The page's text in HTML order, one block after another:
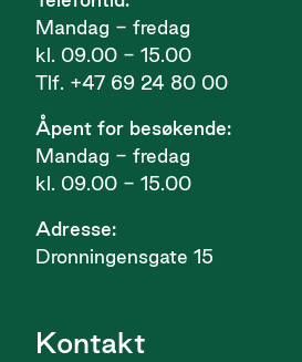
Mandag - fredag
kl. 09.00 - 15.00
Tlf. +47 69 24 80 00
Åpent for besøkende:
Mandag - fredag
kl. 09.00 - 15.00
Adresse:
Dronningensgate 15
Kontakt